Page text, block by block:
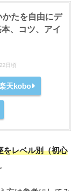
たを自由にデ
、コツ、アイ
日頃
天kobo
レベル別（初心